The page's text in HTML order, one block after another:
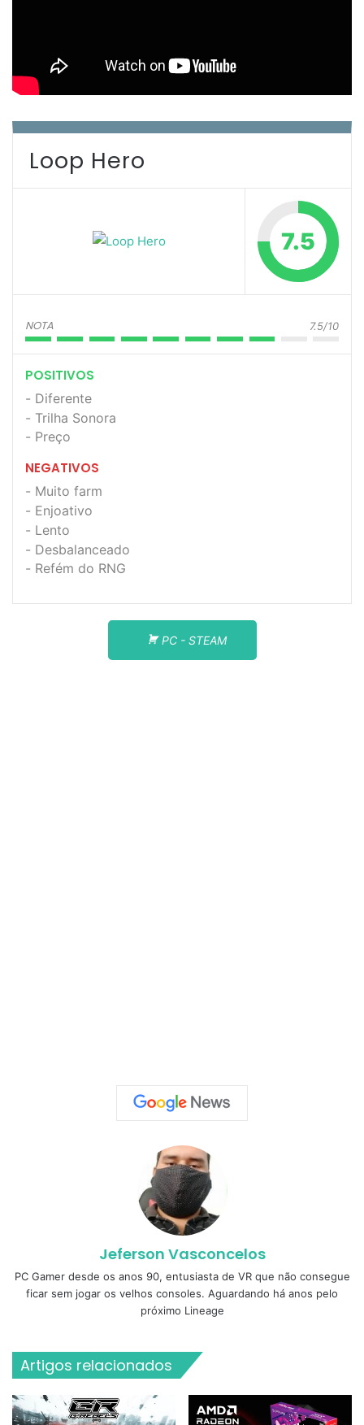
Loop Hero
7.5
NOTA 7.5/10
POSITIVOS
Diferente
Trilha Sonora
Preço
NEGATIVOS
Muito farm
Enjoativo
Lento
Desbalanceado
Refém do RNG
PC - STEAM
Jeferson Vasconcelos
PC Gamer desde os anos 90, entusiasta de VR que não consegue
ficar sem jogar os velhos consoles. Aguardando há anos pelo
próximo Lineage
Artigos relacionados